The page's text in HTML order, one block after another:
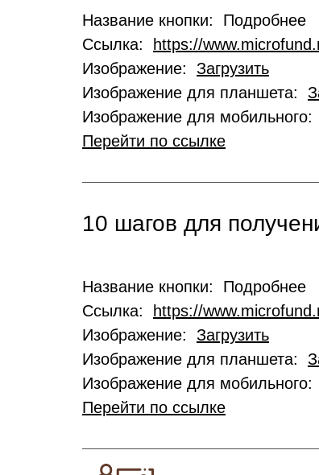
Название кнопки: Подробнее
Ссылка:
https://
Изображение: Загрузить
Изображение для планшета:
Изображение для мобильного:
Перейти по ссылке
10 шагов для
Название кнопки: Подробнее
Ссылка:
https://
Изображение: Загрузить
Изображение для планшета:
Изображение для мобильного:
Перейти по ссылке